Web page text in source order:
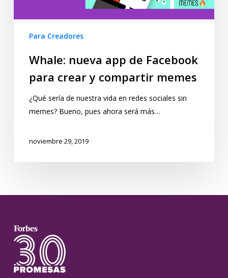
Para Creadores
Whale: nueva app de Facebook
para crear y compartir memes
¿Qué sería de nuestra vida en redes sociales sin
memes? Bueno, pues ahora será más…
noviembre 29, 2019